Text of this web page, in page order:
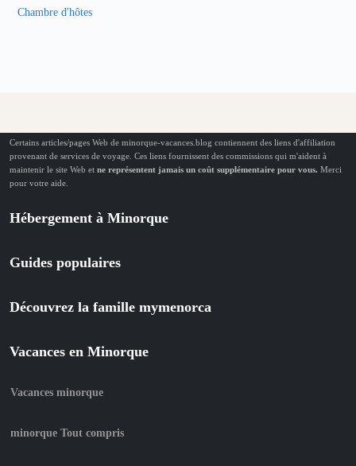
Chambre d'hôtes
Certains articles/pages Web de minorque-vacances.blog contiennent des liens d'affiliation
provenant de services de voyage. Ces liens fournissent des commissions qui m'aident à
maintenir le site Web et ne représentent jamais un coût supplémentaire pour vous. Merci
pour votre aide.
Hébergement à Minorque
Guides populaires
Découvrez la famille mymenorca
Vacances en Minorque
Vacances minorque
minorque Tout compris